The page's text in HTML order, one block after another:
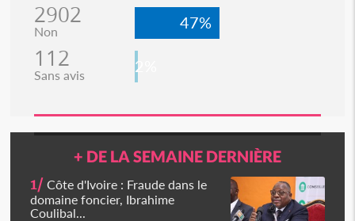
2902
Non 47%
112
Sans avis 2%
+ DE LA SEMAINE DERNIÈRE
1/ Côte d'Ivoire : Fraude dans le
domaine foncier, Ibrahime
Coulibal...